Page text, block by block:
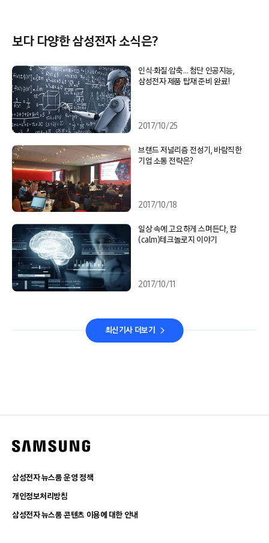
보다 다양한 삼성전자 소식은?
인식∙화질∙압축… 첨단 인공지능,
삼성전자 제품 탑재 준비 완료!
2017/10/25
브랜드 저널리즘 전성기, 바람직한
기업 소통 전략은?
2017/10/18
일상 속에 고요하게 스며든다, 캄
(calm)테크놀로지 이야기
2017/10/11
최신기사 더보기
삼성전자 뉴스룸 운영 정책
개인정보처리방침
삼성전자 뉴스룸 콘텐츠 이용에 대한 안내